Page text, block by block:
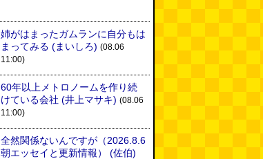
姉がはまったガムランに自分もは
まってみる (まいしろ) (08.06
11:00)
60年以上メトロノームを作り続
けている会社 (井上マサキ) (08.06
11:00)
全然関係ないんですが（2026.8.6
朝エッセイと更新情報）
(佐伯)